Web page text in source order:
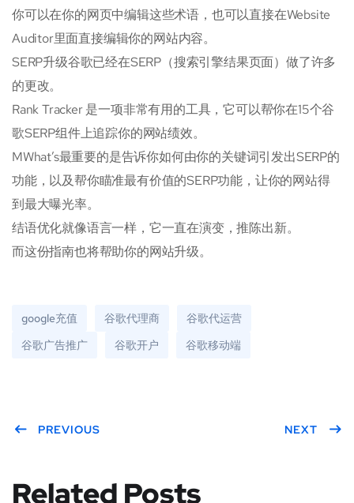
你可以在你的网页中编辑这些术语，也可以直接在Website
Auditor里面直接编辑你的网站内容。
SERP升级谷歌已经在SERP（搜索引擎结果页面）做了许多
的更改。
Rank Tracker 是一项非常有用的工具，它可以帮你在15个谷
歌SERP组件上追踪你的网站绩效。
MWhat’s最重要的是告诉你如何由你的关键词引发出SERP的
功能，以及帮你瞄准最有价值的SERP功能，让你的网站得
到最大曝光率。
结语优化就像语言一样，它一直在演变，推陈出新。
而这份指南也将帮助你的网站升级。
google充值 谷歌代理商
谷歌代运营
谷歌广告推广
谷歌开户 谷歌移动端
PREVIOUS NEXT
Related Posts